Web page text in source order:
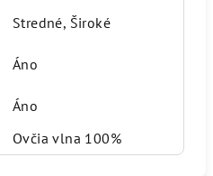
Stredné, Široké
Áno
Áno
Ovčia vlna 100%